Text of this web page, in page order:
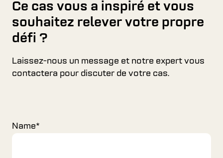
Ce cas vous a inspiré et vous
souhaitez relever votre propre
défi ?
Laissez-nous un message et notre expert vous
contactera pour discuter de votre cas.
Name*